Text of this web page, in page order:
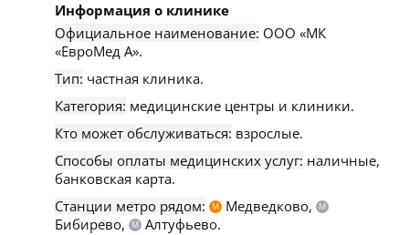
Информация о клинике
Официальное наименование: ООО «МК
«ЕвроМед А».
Тип: частная клиника.
Категория: медицинские центры и клиники.
Кто может обслуживаться: взрослые.
Способы оплаты медицинских услуг: наличные,
банковская карта.
Станции метро рядом:
М Медведково, М
Бибирево, М
Алтуфьево.